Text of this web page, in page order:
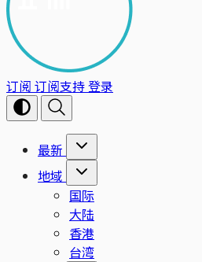
订阅 订阅支持登录
最新
地域
国际
大陆
香港
台湾